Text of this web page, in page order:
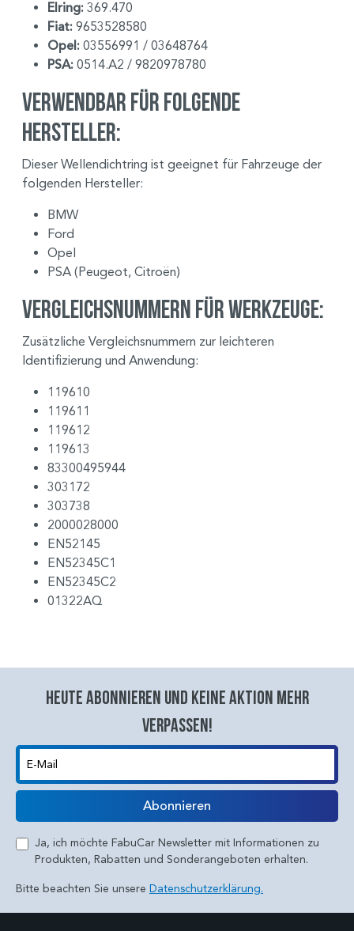
Elring: 369.470
Fiat: 9653528580
Opel: 03556991 / 03648764
PSA: 0514.A2 / 9820978780
Verwendbar für folgende
Hersteller:
Dieser Wellendichtring ist geeignet für Fahrzeuge der
folgenden Hersteller:
BMW
Ford
Opel
PSA (Peugeot, Citroën)
Vergleichsnummern für Werkzeuge:
Zusätzliche Vergleichsnummern zur leichteren
Identifizierung und Anwendung:
119610
119611
119612
119613
83300495944
303172
303738
2000028000
EN52145
EN52345C1
EN52345C2
01322AQ
Heute abonnieren und keine aktion mehr
verpassen!
E-Mail
Abonnieren
Ja, ich möchte FabuCar Newsletter mit Informationen zu
Produkten, Rabatten und Sonderangeboten erhalten.
Bitte beachten Sie unsere Datenschutzerklärung.